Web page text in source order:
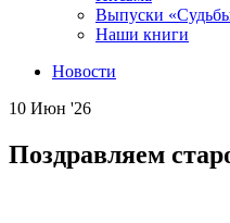
Выпуски
Наши книги
Новости
10 Июн '26
Поздравляем